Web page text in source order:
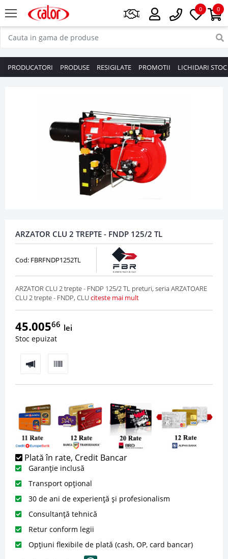
0
0
PRODUCATORI PRODUSE RESIGILATE PROMOTII LICHIDARI STOC
ARZATOR CLU 2 TREPTE - FNDP 125/2 TL
Cod: FBRFNDP1252TL
ARZATOR CLU 2 trepte - FNDP 125/2 TL preturi, seria ARZATOARE
CLU 2 trepte - FNDP, CLUciteste mai mult
45.00566 lei
Stoc epuizat
Plată în rate, Credit Bancar
Garanție inclusă
Transport opțional
30 de ani de experiență și profesionalism
Consultanță tehnică
Retur conform legii
Opțiuni flexibile de plată (cash, OP, card bancar)